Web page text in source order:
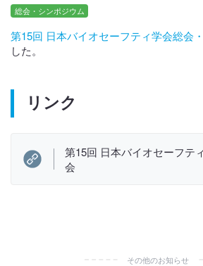
総会・シンポジウム
第15回 日本バイオセーフティ学会総会
した。
リンク
第15回 日本バイオセーフテ
会
その他のお知らせ